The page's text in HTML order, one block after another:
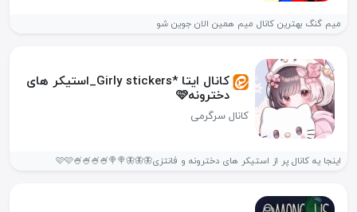
میم گنگ بهترین کانال میم همین الان جوین شو
کانال ایتا *Girly stickers_استیکر های
دخترونه🩷
کانال سرگرمی
اینجا یه کانال پر از استیکر های دخترونه و فانتزی🦋🦋🦋🍭🍭🍧🍧🍧🍧🩷🩷